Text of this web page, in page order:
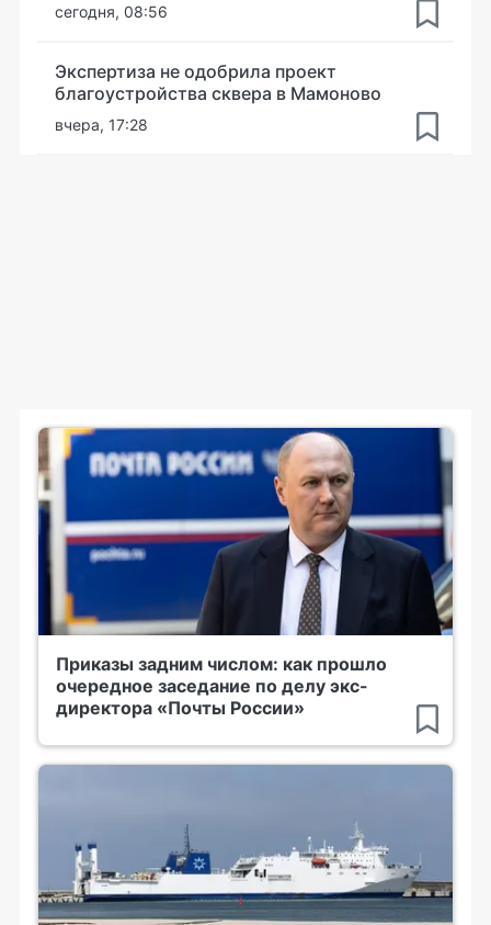
сегодня, 08:56
Экспертиза не одобрила проект
благоустройства сквера в Мамоново
вчера, 17:28
Приказы задним числом: как прошло
очередное заседание по делу экс-
директора «Почты России»